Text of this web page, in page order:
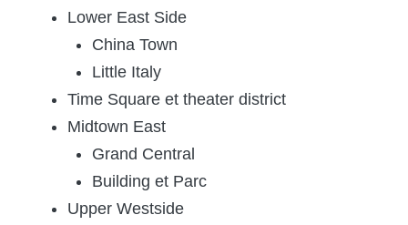
Lower East Side
China Town
Little Italy
Time Square et theater district
Midtown East
Grand Central
Building et Parc
Upper Westside